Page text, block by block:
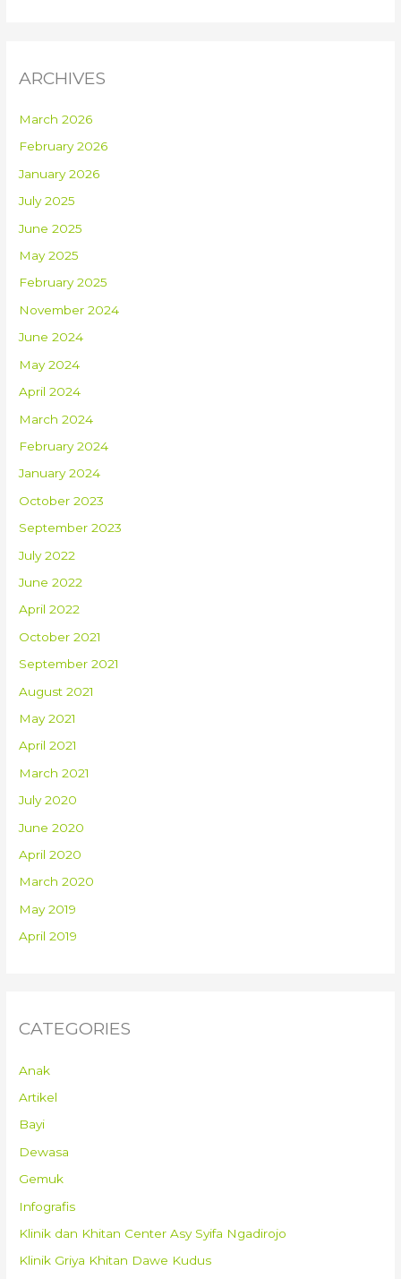
ARCHIVES
March 2026
February 2026
January 2026
July 2025
June 2025
May 2025
February 2025
November 2024
June 2024
May 2024
April 2024
March 2024
February 2024
January 2024
October 2023
September 2023
July 2022
June 2022
April 2022
October 2021
September 2021
August 2021
May 2021
April 2021
March 2021
July 2020
June 2020
April 2020
March 2020
May 2019
April 2019
CATEGORIES
Anak
Artikel
Bayi
Dewasa
Gemuk
Infografis
Klinik dan Khitan Center Asy Syifa Ngadirojo
Klinik Griya Khitan Dawe Kudus